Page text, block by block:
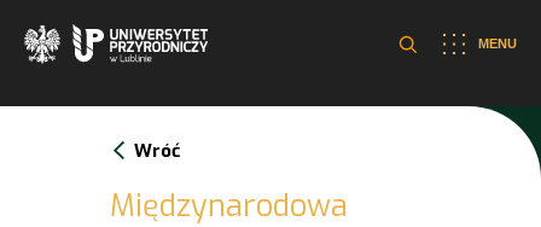
MENU
Wróć
Międzynarodowa